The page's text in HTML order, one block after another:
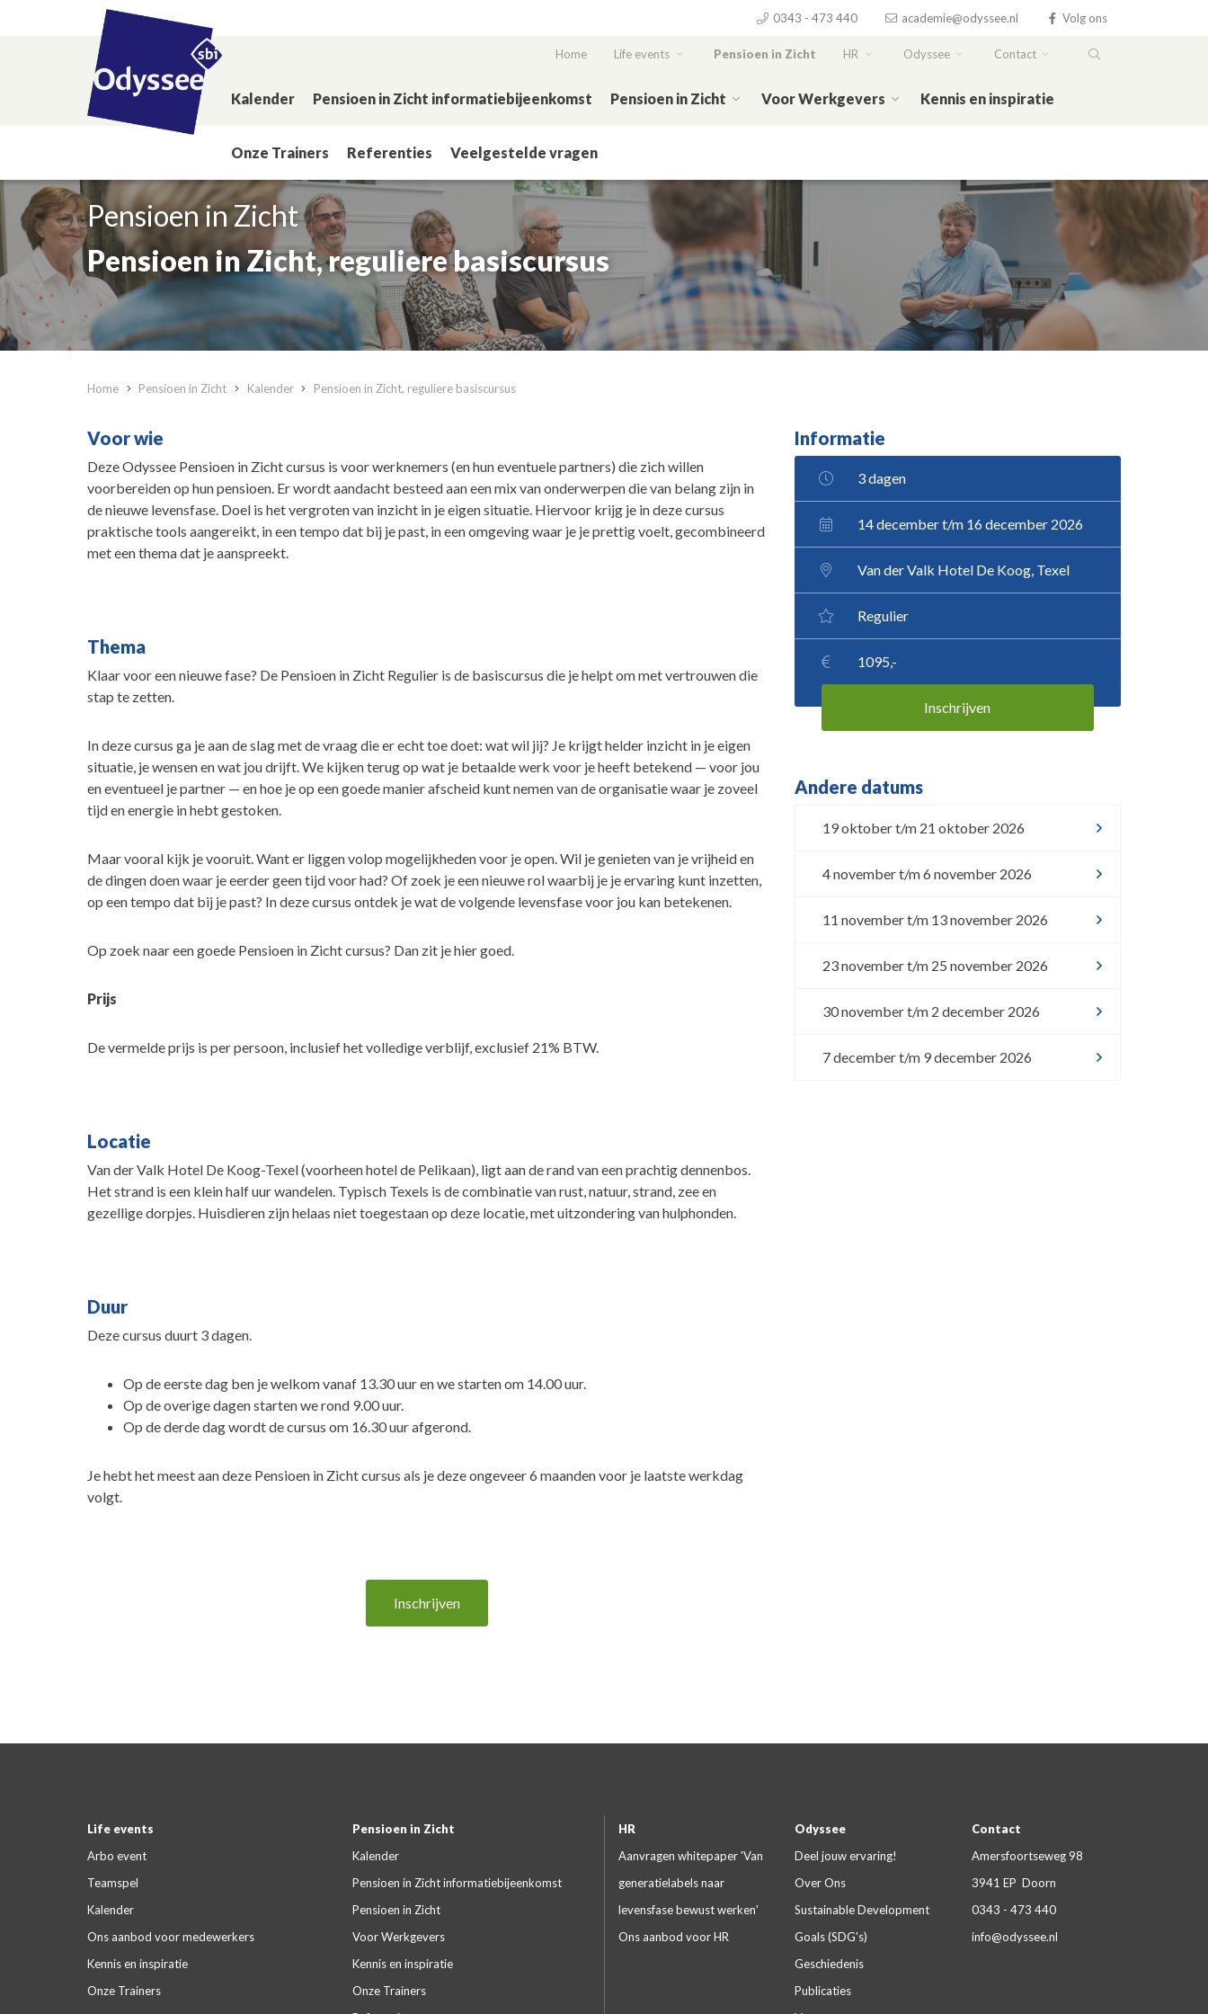
0343 - 473 440 academie@odyssee.nl Volg ons
Home Life events Pensioen in Zicht HR Odyssee Contact
Kalender Pensioen in Zicht informatiebijeenkomst Pensioen in Zicht Voor Werkgevers Kennis en inspiratie
Onze Trainers Referenties Veelgestelde vragen
Pensioen in Zicht
Pensioen in Zicht, reguliere basiscursus
Home Pensioen in Zicht Kalender Pensioen in Zicht, reguliere basiscursus
Voor wie
Deze Odyssee Pensioen in Zicht cursus is voor werknemers (en hun eventuele partners) die zich willen
voorbereiden op hun pensioen. Er wordt aandacht besteed aan een mix van onderwerpen die van belang zijn in
de nieuwe levensfase. Doel is het vergroten van inzicht in je eigen situatie. Hiervoor krijg je in deze cursus
praktische tools aangereikt, in een tempo dat bij je past, in een omgeving waar je je prettig voelt, gecombineerd
met een thema dat je aanspreekt.
Thema
Klaar voor een nieuwe fase? De Pensioen in Zicht Regulier is de basiscursus die je helpt om met vertrouwen die
stap te zetten.
In deze cursus ga je aan de slag met de vraag die er echt toe doet: wat wil jij? Je krijgt helder inzicht in je eigen
situatie, je wensen en wat jou drijft. We kijken terug op wat je betaalde werk voor je heeft betekend — voor jou
en eventueel je partner — en hoe je op een goede manier afscheid kunt nemen van de organisatie waar je zoveel
tijd en energie in hebt gestoken.
Maar vooral kijk je vooruit. Want er liggen volop mogelijkheden voor je open. Wil je genieten van je vrijheid en
de dingen doen waar je eerder geen tijd voor had? Of zoek je een nieuwe rol waarbij je je ervaring kunt inzetten,
op een tempo dat bij je past? In deze cursus ontdek je wat de volgende levensfase voor jou kan betekenen.
Op zoek naar een goede Pensioen in Zicht cursus? Dan zit je hier goed.
Prijs
De vermelde prijs is per persoon, inclusief het volledige verblijf, exclusief 21% BTW.
Locatie
Van der Valk Hotel De Koog-Texel (voorheen hotel de Pelikaan), ligt aan de rand van een prachtig dennenbos.
Het strand is een klein half uur wandelen. Typisch Texels is de combinatie van rust, natuur, strand, zee en
gezellige dorpjes. Huisdieren zijn helaas niet toegestaan op deze locatie, met uitzondering van hulphonden.
Duur
Deze cursus duurt 3 dagen.
Op de eerste dag ben je welkom vanaf 13.30 uur en we starten om 14.00 uur.
Op de overige dagen starten we rond 9.00 uur.
Op de derde dag wordt de cursus om 16.30 uur afgerond.
Je hebt het meest aan deze Pensioen in Zicht cursus als je deze ongeveer 6 maanden voor je laatste werkdag
volgt.
Inschrijven
Informatie
3 dagen
14 december t/m 16 december 2026
Van der Valk Hotel De Koog, Texel
Regulier
1095,-
Inschrijven
Andere datums
19 oktober t/m 21 oktober 2026
4 november t/m 6 november 2026
11 november t/m 13 november 2026
23 november t/m 25 november 2026
30 november t/m 2 december 2026
7 december t/m 9 december 2026
Life events
Arbo event
Teamspel
Kalender
Ons aanbod voor medewerkers
Kennis en inspiratie
Onze Trainers
Pensioen in Zicht
Kalender
Pensioen in Zicht informatiebijeenkomst
Pensioen in Zicht
Voor Werkgevers
Kennis en inspiratie
Onze Trainers
HR
Aanvragen whitepaper 'Van
generatielabels naar
levensfase bewust werken'
Ons aanbod voor HR
Odyssee
Deel jouw ervaring!
Over Ons
Sustainable Development
Goals (SDG's)
Geschiedenis
Publicaties
Contact
Amersfoortseweg 98
3941 EP Doorn
0343 - 473 440
info@odyssee.nl